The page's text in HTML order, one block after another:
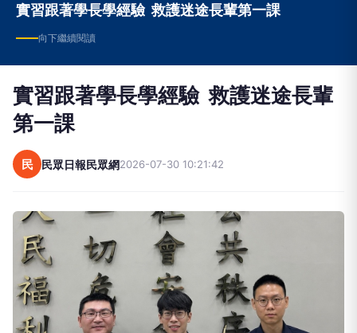
向下繼續閱讀
實習跟著學長學經驗 救護迷途長輩
第一課
民